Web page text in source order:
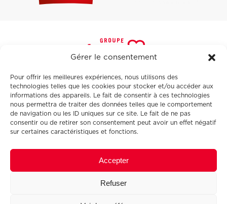
Gérer le consentement
Pour offrir les meilleures expériences, nous utilisons des
technologies telles que les cookies pour stocker et/ou accéder aux
informations des appareils. Le fait de consentir à ces technologies
nous permettra de traiter des données telles que le comportement
de navigation ou les ID uniques sur ce site. Le fait de ne pas
consentir ou de retirer son consentement peut avoir un effet négatif
sur certaines caractéristiques et fonctions.
Accepter
Refuser
The group
Our business sectors
Our brands
Our commitments
Careers
Contact us
Collaborate area
FAQ